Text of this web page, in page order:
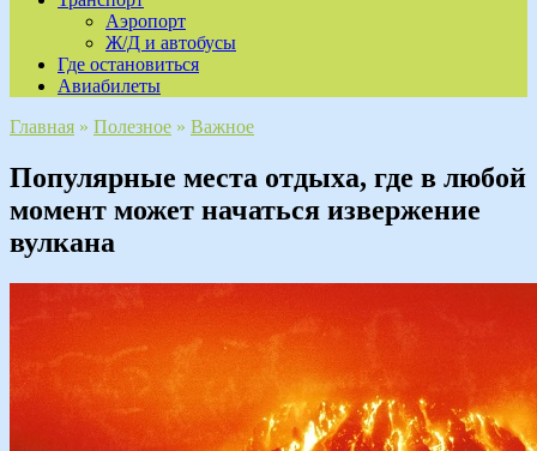
Аэропорт
Ж/Д и автобусы
Где остановиться
Авиабилеты
Главная » Полезное » Важное
Популярные места отдыха, где в любой
момент может начаться извержение
вулкана